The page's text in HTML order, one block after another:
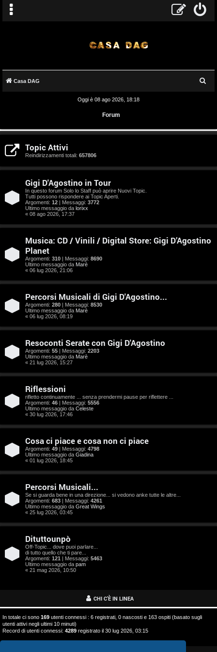
A
r
g
o
m
e
t
s
e
a
r
s
s
t
A
g
e
n
t
Casa DAG
Oggi è 08 ago 2026, 18:18
Forum
Topic Attivi
Reindirizzamenti totali: 657806
Gigi D'Agostino in Tour
In questo forum Solo lo Staff può aprire Nuovi Topic.
Tutti possono rispondere ai Topic Aperti.
Argomenti: 12 | Messaggi: 3772
Ultimo messaggio da lorixx
« 08 ago 2026, 17:37
Musica: CD / Vinili / Digital Store: Gigi D’Agostino
Planet
Argomenti: 310 | Messaggi: 8690
Ultimo messaggio da Marè
« 06 lug 2026, 21:06
Percorsi Musicali di Gigi D'Agostino...
Argomenti: 280 | Messaggi: 8530
Ultimo messaggio da Marè
« 06 lug 2026, 08:19
Resoconti Serate con Gigi D'Agostino
Argomenti: 55 | Messaggi: 2203
Ultimo messaggio da Marè
« 21 lug 2026, 15:27
Riflessioni
rifletto continuamente ... senza prendermi pause per riflettere ...
Argomenti: 46 | Messaggi: 5556
Ultimo messaggio da Celeste
« 30 lug 2026, 17:46
Cosa ci piace e cosa non ci piace
Argomenti: 49 | Messaggi: 4798
Ultimo messaggio da Giadina
« 01 lug 2026, 18:45
Percorsi Musicali...
Se si guarda bene in una direzione... si vedono anke tutte le altre...
Argomenti: 683 | Messaggi: 4261
Ultimo messaggio da Great Wings
« 25 lug 2026, 03:45
Dituttounpò
Off-Topic... dove puoi parlare...
di tutto quello che ti pare...
Argomenti: 121 | Messaggi: 5463
Ultimo messaggio da pam
« 21 mag 2026, 10:50
CHI C’È IN LINEA
In totale ci sono 169 utenti connessi : 6 registrati, 0 nascosti e 163 ospiti (basato sugli
utenti attivi negli ultimi 10 minuti)
Record di utenti connessi: 4289 registrato il 30 lug 2026, 03:15